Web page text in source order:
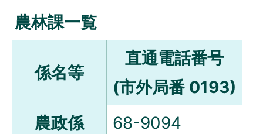
農林課一覧
係名等
直通電話番号
(市外局番 0193)
農政係
68-9094